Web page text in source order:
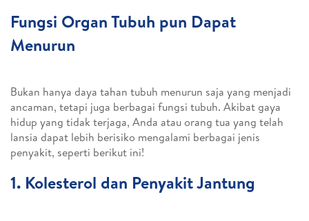
Fungsi Organ Tubuh pun Dapat
Menurun
Bukan hanya daya tahan tubuh menurun saja yang menjadi
ancaman, tetapi juga berbagai fungsi tubuh. Akibat gaya
hidup yang tidak terjaga, Anda atau orang tua yang telah
lansia dapat lebih berisiko mengalami berbagai jenis
penyakit, seperti berikut ini!
1. Kolesterol dan Penyakit Jantung